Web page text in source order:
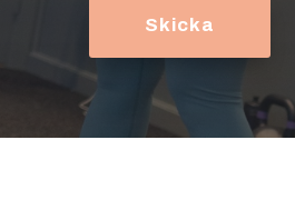
Skicka